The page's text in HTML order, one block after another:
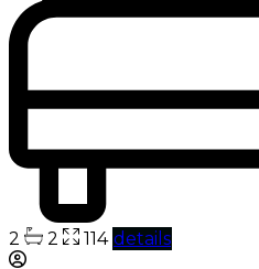
2 2 114 details